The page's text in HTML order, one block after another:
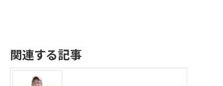
関連する記事